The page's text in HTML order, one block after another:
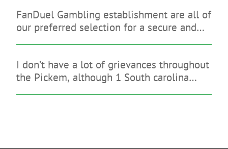
FanDuel Gambling establishment are all of
our preferred selection for a secure and
I don’t have a lot of grievances throughout
the Pickem, although 1 South carolina